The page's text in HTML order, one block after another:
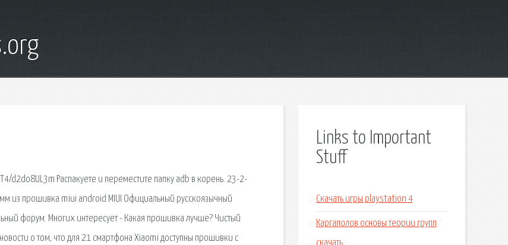
d2do8UL3m Распакуете и переместите папку adb в корень. 23-2-
из прошивка miui android MIUI Официальный русскоязычный
форум. Многих интересует - Какая прошивка лучше? Чистый
о том, что для 21 смартфона Xiaomi доступны прошивки с
Links to Important
Stuff
Скачать игры playstation 4
Каргаполов основы теории групп